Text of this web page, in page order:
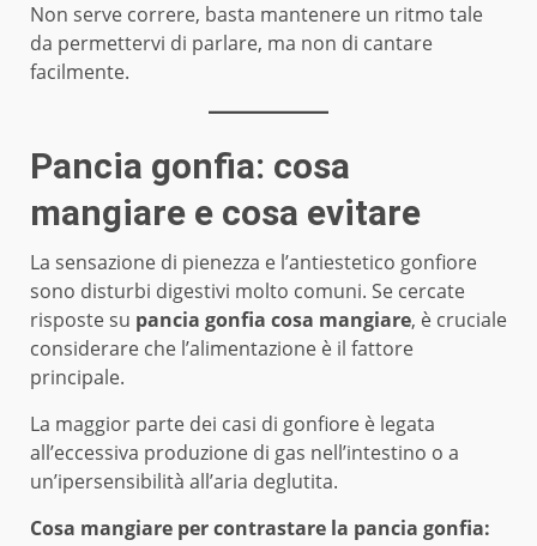
Non serve correre, basta mantenere un ritmo tale
da permettervi di parlare, ma non di cantare
facilmente.
Pancia gonfia: cosa
mangiare e cosa evitare
La sensazione di pienezza e l’antiestetico gonfiore
sono disturbi digestivi molto comuni. Se cercate
risposte su pancia gonfia cosa mangiare, è cruciale
considerare che l’alimentazione è il fattore
principale.
La maggior parte dei casi di gonfiore è legata
all’eccessiva produzione di gas nell’intestino o a
un’ipersensibilità all’aria deglutita.
Cosa mangiare per contrastare la pancia gonfia: